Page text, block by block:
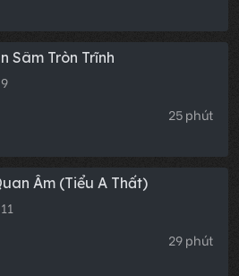
Sâm Tròn Trĩnh
25 phút
Âm (Tiểu A Thất)
29 phút